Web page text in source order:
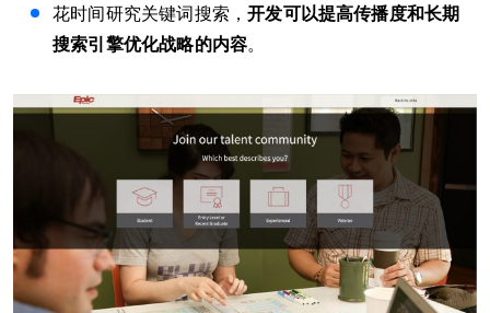
花时间研究关键词搜索，开发可以提高传播度和长期
搜索引擎优化战略的内容。